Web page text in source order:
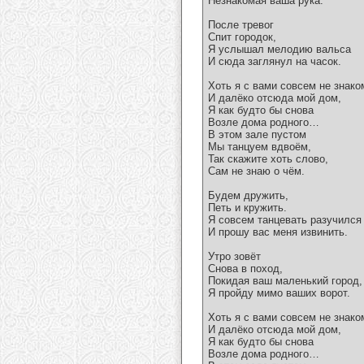
После тревог
Спит городок,
Я услышал мелодию вальса
И сюда заглянул на часок.
Хоть я с вами совсем не
И далёко отсюда мой дом,
Я как будто бы снова
Возле дома родного…
В этом зале пустом
Мы танцуем вдвоём,
Так скажите хоть слово,
Сам не знаю о чём.
Будем дружить,
Петь и кружить.
Я совсем танцевать разучился
И прошу вас меня извинить.
Утро зовёт
Снова в поход,
Покидая ваш маленький город,
Я пройду мимо ваших ворот.
Хоть я с вами совсем не
И далёко отсюда мой дом,
Я как будто бы снова
Возле дома родного…